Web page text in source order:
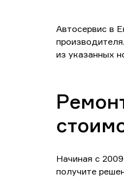
Автосервис в
из указанных
Начиная с
получите